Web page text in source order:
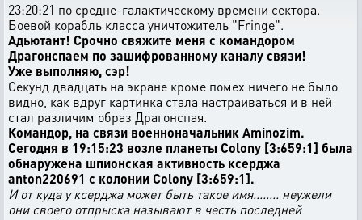
23:20:21 по средне-галактическому времени сектора.
Боевой корабль класса уничтожитель "Fringe".
Адьютант! Срочно свяжите меня с командором
Драгонспаем по зашифрованному каналу связи!
Уже выполняю, сэр!
Секунд двадцать на экране кроме помех ничего не было
видно, как вдруг картинка стала настраиваться и в ней
стал различим образ Драгонспая.
Командор, на связи военноначальник Aminozim.
Сегодня в 19:15:23 возле планеты Colony [3:659:1] была
обнаружена шпионская активность ксерджа
anton220691 с колонии Colony [3:659:1].
И от куда у ксерджа может быть такое имя........ неужели
они своего отпрыска называют в честь последней